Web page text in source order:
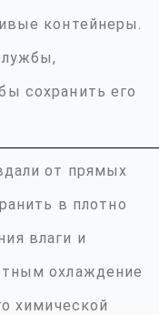
контейнеры.
сохранить его
от прямых
в плотно
влаги и
охлаждение
химической